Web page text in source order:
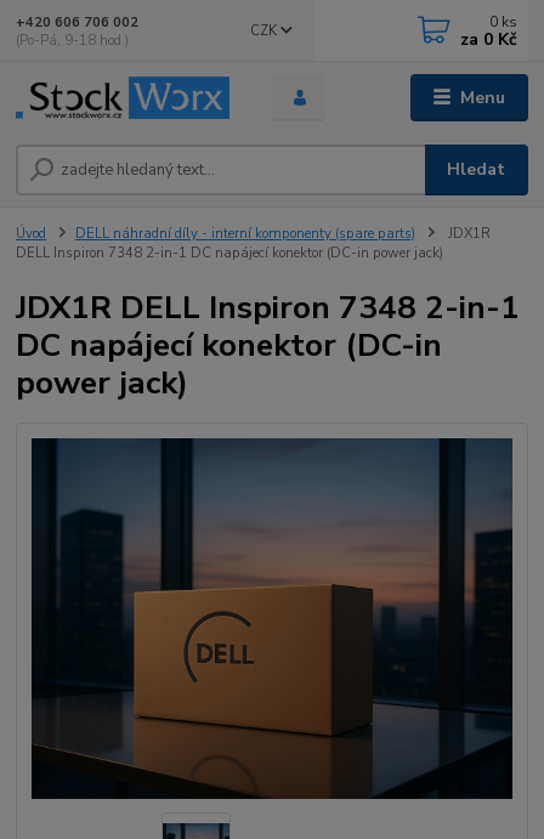
Menu
CZK
Hledat
+420 606 706 002
(Po-Pá, 9-18 hod.)
0 ks
za 0 Kč
Úvod DELL náhradní díly - interní komponenty (spare parts)
JDX1R
DELL Inspiron 7348 2-in-1 DC napájecí konektor (DC-in power jack)
JDX1R DELL Inspiron 7348 2-in-1
DC napájecí konektor (DC-in
power jack)